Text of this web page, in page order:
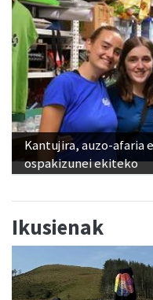
Kantujira, auzo-afaria
ospakizunei ekiteko
Ikusienak